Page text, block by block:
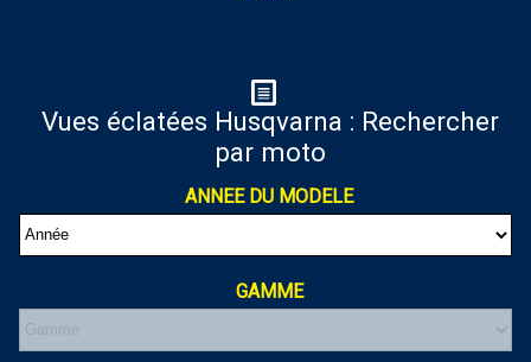
Panier
Votre panier est vide
Vues éclatées Husqvarna : Rechercher
par moto
ANNEE DU MODELE
GAMME